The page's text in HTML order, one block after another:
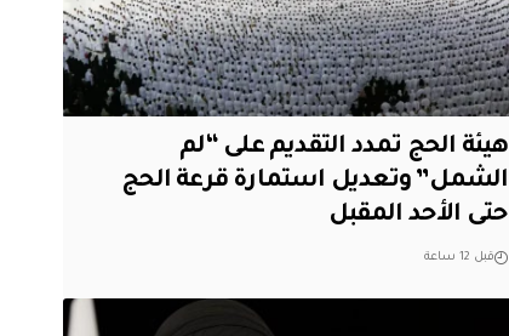
هيئة الحج تمدد التقديم على “لم
الشمل” وتعديل استمارة قرعة الحج
حتى الأحد المقبل
قبل 12 ساعة